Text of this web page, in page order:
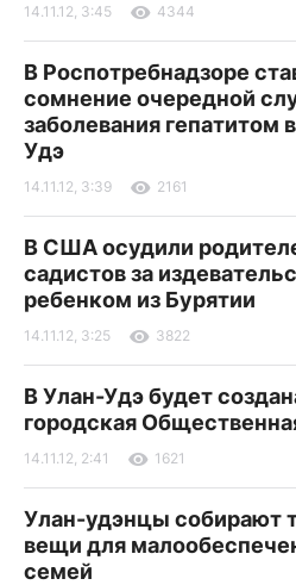
14.11.12, 3:45 4344
В Роспотребнадзоре
сомнение очередной
заболевания гепатитом
Удэ
14.11.12, 3:39 2161
В США осудили
садистов за
ребенком из Бурятии
14.11.12, 3:25 3822
В Улан-Удэ будет
городская
14.11.12, 2:41 1621
Улан-удэнцы собирают
вещи для
семей